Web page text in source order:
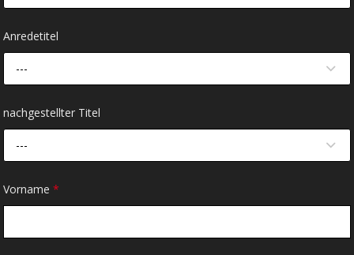
Anredetitel
---
nachgestellter Titel
---
Vorname*